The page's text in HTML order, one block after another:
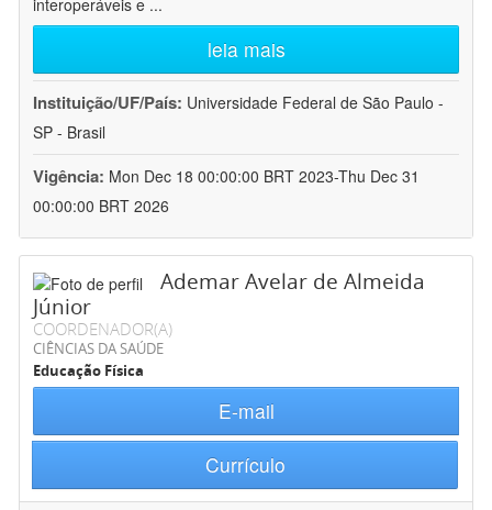
interoperáveis e ...
leia mais
Instituição/UF/País: Universidade Federal de São Paulo -
SP - Brasil
Vigência: Mon Dec 18 00:00:00 BRT 2023-Thu Dec 31
00:00:00 BRT 2026
Ademar Avelar de Almeida
Júnior
COORDENADOR(A)
CIÊNCIAS DA SAÚDE
Educação Física
E-mail
Currículo